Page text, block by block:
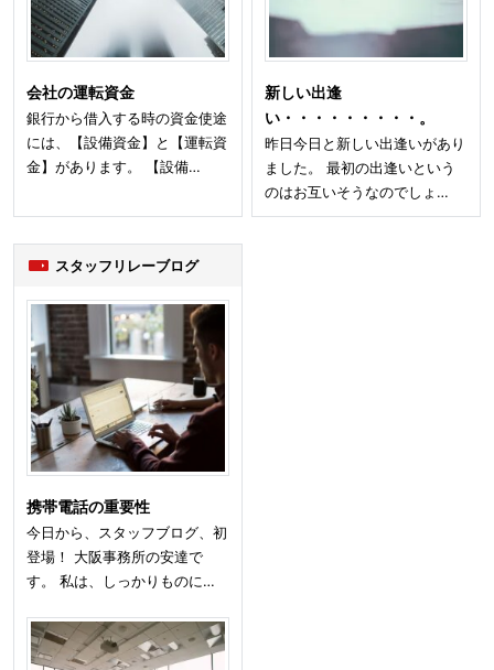
会社の運転資金
銀行から借入する時の資金使途
には、【設備資金】と【運転資
金】があります。 【設備…
新しい出逢
い・・・・・・・・・。
昨日今日と新しい出逢いがあり
ました。 最初の出逢いという
のはお互いそうなのでしょ…
スタッフリレーブログ
携帯電話の重要性
今日から、スタッフブログ、初
登場！ 大阪事務所の安達で
す。 私は、しっかりものに…